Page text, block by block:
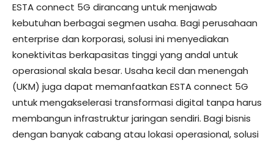
ESTA connect 5G dirancang untuk menjawab
kebutuhan berbagai segmen usaha. Bagi perusahaan
enterprise dan korporasi, solusi ini menyediakan
konektivitas berkapasitas tinggi yang andal untuk
operasional skala besar. Usaha kecil dan menengah
(UKM) juga dapat memanfaatkan ESTA connect 5G
untuk mengakselerasi transformasi digital tanpa harus
membangun infrastruktur jaringan sendiri. Bagi bisnis
dengan banyak cabang atau lokasi operasional, solusi